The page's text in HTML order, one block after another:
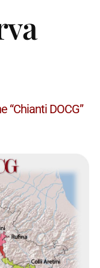
“Chianti DOCG”